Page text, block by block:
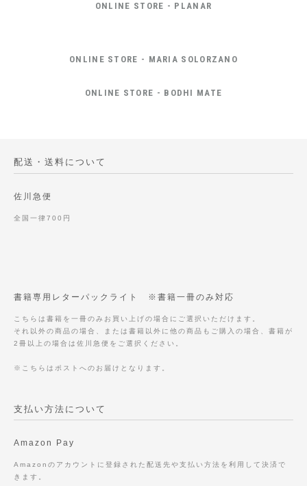
ONLINE STORE - PLANAR
ONLINE STORE - MARIA SOLORZANO
ONLINE STORE - BODHI MATE
配送・送料について
佐川急便
全国一律700円
書籍専用レターパックライト ※書籍一冊のみ対応
こちらは書籍を一冊のみお買い上げの場合にご選択いただけます。
それ以外の商品の場合、または書籍以外に他の商品もご購入の場合、書籍が
2冊以上の場合は佐川急便をご選択ください。
※こちらはポストへのお届けとなります。
支払い方法について
Amazon Pay
Amazonのアカウントに登録された配送先や支払い方法を利用して決済で
きます。